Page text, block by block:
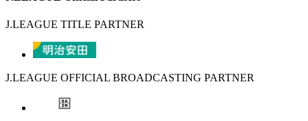
J.LEAGUE TITLE PARTNER
J.LEAGUE OFFICIAL BROADCASTING PARTNER